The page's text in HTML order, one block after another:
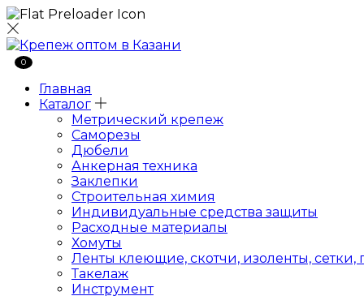
0
Главная
Каталог
Метрический крепеж
Саморезы
Дюбели
Анкерная техника
Заклепки
Строительная химия
Индивидуальные средства защиты
Расходные материалы
Хомуты
Ленты клеющие, скотчи, изоленты, сетки,
Такелаж
Инструмент